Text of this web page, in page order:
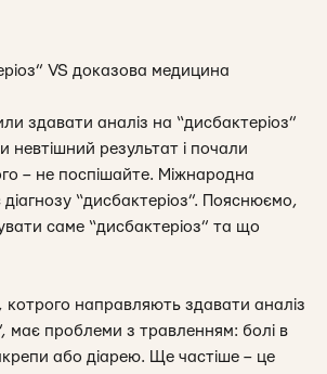
VS доказова медицина
здавати аналіз на “дисбактеріоз”
результат і почали
– не поспішайте. Міжнародна
“дисбактеріоз”. Пояснюємо,
саме “дисбактеріоз” та що
котрого направляють здавати аналіз
має проблеми з травленням: болі в
або діарею. Ще частіше – це